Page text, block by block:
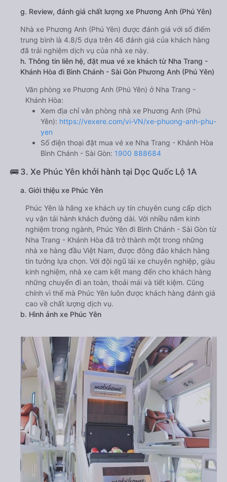
g. Review, đánh giá chất lượng xe Phương Anh (Phú Yên)
Nhà xe Phương Anh (Phú Yên) được đánh giá với số điểm
trung bình là 4.8/5 dựa trên 46 đánh giá của khách hàng
đã trải nghiệm dịch vụ của nhà xe này.
h. Thông tin liên hệ, đặt mua vé xe khách từ Nha Trang -
Khánh Hòa đi Bình Chánh - Sài Gòn Phương Anh (Phú Yên)
Văn phòng xe Phương Anh (Phú Yên) ở Nha Trang -
Khánh Hòa:
Xem địa chỉ văn phòng nhà xe Phương Anh (Phú
Yên): https://vexere.com/vi-VN/xe-phuong-anh-phu-
yen
Số điện thoại đặt mua vé xe Nha Trang - Khánh Hòa
Bình Chánh - Sài Gòn: 1900 888684
🚌 3. Xe Phúc Yên khởi hành tại Dọc Quốc Lộ 1A
a. Giới thiệu xe Phúc Yên
Phúc Yên là hãng xe khách uy tín chuyên cung cấp dịch
vụ vận tải hành khách đường dài. Với nhiều năm kinh
nghiệm trong ngành, Phúc Yên đi Bình Chánh - Sài Gòn từ
Nha Trang - Khánh Hòa đã trở thành một trong những
nhà xe hàng đầu Việt Nam, được đông đảo khách hàng
tin tưởng lựa chọn. Với đội ngũ lái xe chuyên nghiệp, giàu
kinh nghiệm, nhà xe cam kết mang đến cho khách hàng
những chuyến đi an toàn, thoải mái và tiết kiệm. Cũng
chính vì thế mà Phúc Yên luôn được khách hàng đánh giá
cao về chất lượng dịch vụ.
b. Hình ảnh xe Phúc Yên